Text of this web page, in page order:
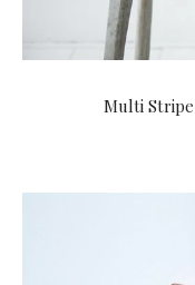
Multi Stripe